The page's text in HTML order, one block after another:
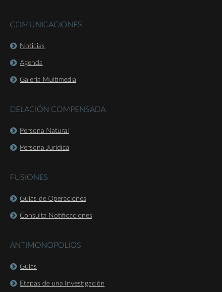
COMUNICACIONES
Noticias
Agenda
Galería Multimedia
DELACIÓN COMPENSADA
Persona Natural
Persona Jurídica
FUSIONES
Guías de Operaciones
Consulta Notificaciones
ANTIMONOPOLIOS
Guías
Etapas de una Investigación